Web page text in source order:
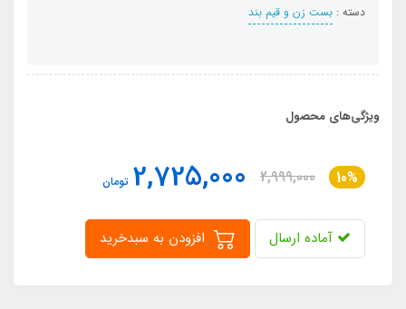
دسته : بست زن و قیم بند
ویژگی‌های محصول
10%
2,999,000
2,725,000 تومان
آماده ارسال